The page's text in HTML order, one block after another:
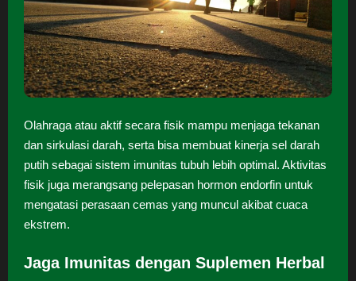
Olahraga atau aktif secara fisik mampu menjaga tekanan
dan sirkulasi darah, serta bisa membuat kinerja sel darah
putih sebagai sistem imunitas tubuh lebih optimal. Aktivitas
fisik juga merangsang pelepasan hormon endorfin untuk
mengatasi perasaan cemas yang muncul akibat cuaca
ekstrem.
Jaga Imunitas dengan Suplemen Herbal